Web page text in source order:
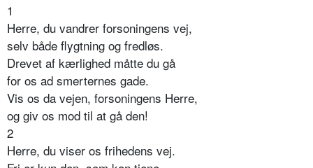
1
Herre, du vandrer forsoningens vej,
selv både flygtning og fredløs.
Drevet af kærlighed måtte du gå
for os ad smerternes gade.
Vis os da vejen, forsoningens Herre,
og giv os mod til at gå den!
2
Herre, du viser os frihedens vej.